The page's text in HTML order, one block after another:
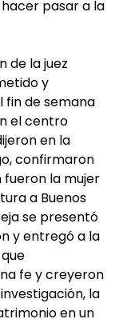
pasar a la
de la juez
y
fin de semana
el centro
en la
confirmaron
fueron la mujer
a Buenos
se presentó
y entregó a la
fe y creyeron
la
en un